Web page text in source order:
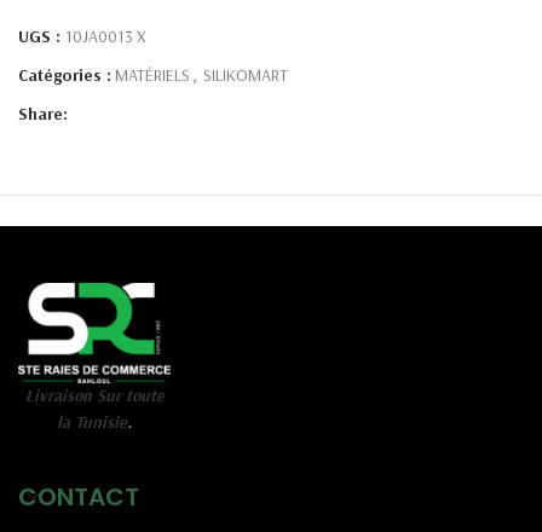
UGS : 10JA0013 X
Catégories : MATÉRIELS , SILIKOMART
Share:
Livraison Sur toute
la Tunisie.
CONTACT